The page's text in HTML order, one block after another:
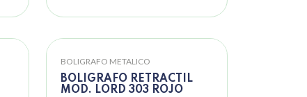
BOLIGRAFO METALICO
BOLIGRAFO RETRACTIL
MOD. LORD 303 ROJO